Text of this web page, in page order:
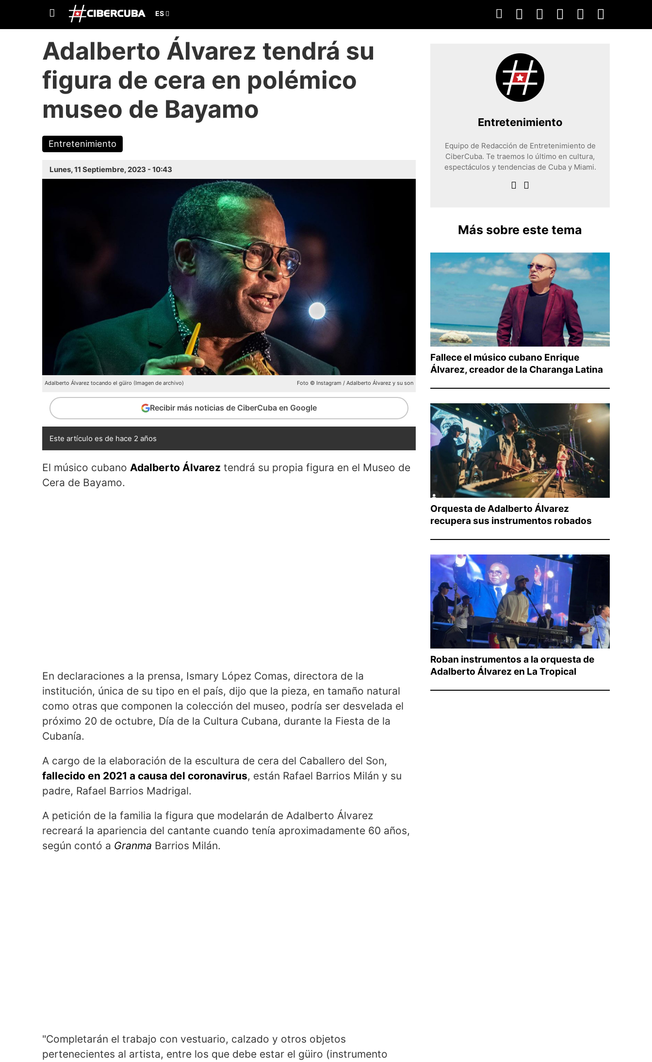
Adalberto Álvarez tendrá su
figura de cera en polémico
museo de Bayamo
Entretenimiento
Lunes, 11 Septiembre, 2023 - 10:43
Adalberto Álvarez tocando el güiro (Imagen de archivo) Foto © Instagram / Adalberto Álvarez y su son
Recibir más noticias de CiberCuba en Google
Este artículo es de hace 2 años
El músico cubano Adalberto Álvarez tendrá su propia figura en el Museo de
Cera de Bayamo.
En declaraciones a la prensa, Ismary López Comas, directora de la
institución, única de su tipo en el país, dijo que la pieza, en tamaño natural
como otras que componen la colección del museo, podría ser desvelada el
próximo 20 de octubre, Día de la Cultura Cubana, durante la Fiesta de la
Cubanía.
A cargo de la elaboración de la escultura de cera del Caballero del Son,
fallecido en 2021 a causa del coronavirus, están Rafael Barrios Milán y su
padre, Rafael Barrios Madrigal.
A petición de la familia la figura que modelarán de Adalberto Álvarez
recreará la apariencia del cantante cuando tenía aproximadamente 60 años,
según contó a Granma Barrios Milán.
"Completarán el trabajo con vestuario, calzado y otros objetos
pertenecientes al artista, entre los que debe estar el güiro (instrumento
Entretenimiento
Equipo de Redacción de Entretenimiento de
CiberCuba. Te traemos lo último en cultura,
espectáculos y tendencias de Cuba y Miami.
Más sobre este tema
Fallece el músico cubano Enrique
Álvarez, creador de la Charanga Latina
Orquesta de Adalberto Álvarez
recupera sus instrumentos robados
Roban instrumentos a la orquesta de
Adalberto Álvarez en La Tropical